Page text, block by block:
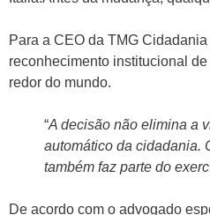
Para a CEO da TMG
reconhecimento institucional
redor do mundo.
“A decisão não elimina a
automático da cidadania.
também faz parte do
De acordo com o advogado